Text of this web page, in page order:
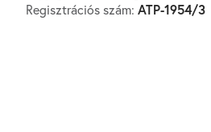
Regisztrációs szám: ATP-1954/3